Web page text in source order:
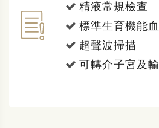
精液常規檢查
標準生育機能
超聲波掃描
可轉介子宮及